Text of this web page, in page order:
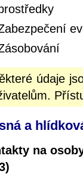
údaje
a
na